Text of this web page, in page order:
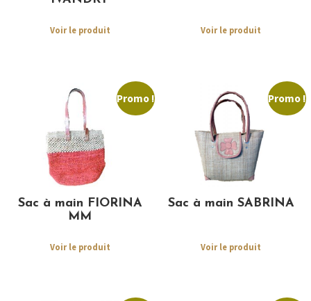
Voir le produit Voir le produit
Promo !
Sac à main FIORINA
MM
Voir le produit
Promo !
Sac à main SABRINA
Voir le produit